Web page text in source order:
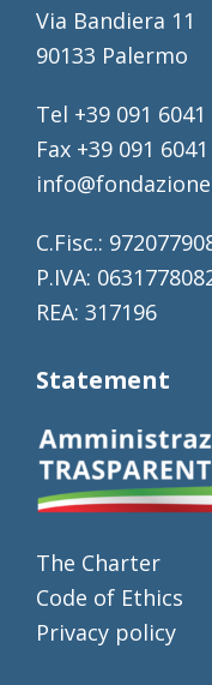
Via Bandiera 11
90133 Palermo
Tel +39 091 6041
Fax +39 091
C.Fisc.:
P.IVA:
REA: 317196
Statement
The Charter
Code of Ethics
Privacy policy